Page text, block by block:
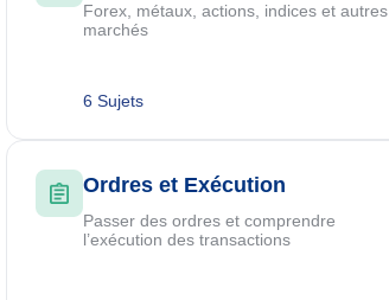
Forex, métaux, actions, indices et autres
marchés
6 Sujets
Ordres et Exécution
Passer des ordres et comprendre
l’exécution des transactions